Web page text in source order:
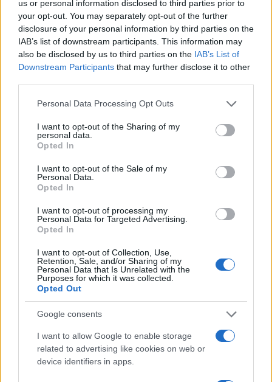
us or personal information disclosed to third parties prior to
your opt-out. You may separately opt-out of the further
disclosure of your personal information by third parties on the
IAB’s list of downstream participants. This information may
also be disclosed by us to third parties on the IAB’s List of
Downstream Participants that may further disclose it to other
Please note that this website/app uses one or more Google
not limited to your visit or usage behaviour. You may click to
grant or deny consent to Google and its third-party tags to
use your data for below specified purposes in below Google
consent section.
Personal Data Processing Opt Outs
I want to opt-out of the Sharing of my
personal data.
Opted In
I want to opt-out of the Sale of my
Personal Data.
Opted In
I want to opt-out of processing my
Personal Data for Targeted Advertising.
Opted In
I want to opt-out of Collection, Use,
Retention, Sale, and/or Sharing of my
Personal Data that Is Unrelated with the
Purposes for which it was collected.
Opted Out
Google consents
I want to allow Google to enable storage
related to advertising like cookies on web or
device identifiers in apps.
Petrolio in calo, Brent a 88.9 USD dopo un ribasso del 8.3%
Andrea Innocenti · 7 Ago 2026
Petrolio in calo: Brent a 88.9 dollari, ribassi diffusi tra le
materie prime
Andrea Innocenti · 6 Ago 2026
NEWS